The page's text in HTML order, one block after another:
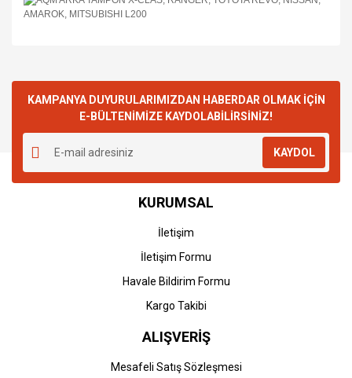
KAMPANYA DUYURULARIMIZDAN HABERDAR OLMAK İÇİN
E-BÜLTENİMİZE KAYDOLABİLİRSİNİZ!
KAYDOL
KURUMSAL
İletişim
İletişim Formu
Havale Bildirim Formu
Kargo Takibi
ALIŞVERİŞ
Mesafeli Satış Sözleşmesi